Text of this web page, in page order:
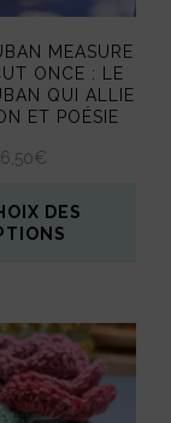
MEASURE
ONCE : LE
QUI ALLIE
ET POÉSIE
6,50€
DES
produit
a
plusieurs